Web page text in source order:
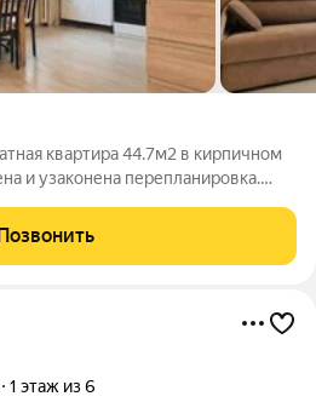
квартира 44.7м2 в кирпичном
и узаконена перепланировка.
кухня гостиная 23.8 м2
1 этаж из 6